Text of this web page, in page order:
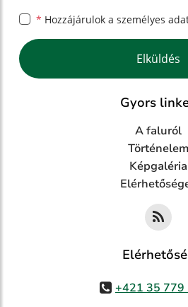
* Hozzájárulok a személyes
Google reCaptcha Response
Elküldés
Gyors
A faluról
Történelem
Képgaléria
+421 35 779